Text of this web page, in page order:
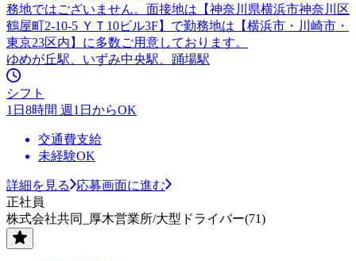
務地ではございません。面接地は【神奈川県横浜市神奈川区
鶴屋町2-10-5 ＹＴ10ビル3F】で勤務地は【横浜市・川崎市・
東京23区内】に多数ご用意しております。
ゆめが丘駅、いずみ中央駅、踊場駅
シフト
1日8時間 週1日からOK
交通費支給
未経験OK
詳細を見る
応募画面に進む
正社員
株式会社共同_厚木営業所/大型ドライバー(71)